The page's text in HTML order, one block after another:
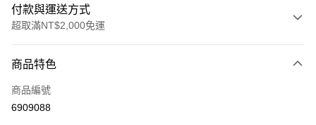
付款與運送方式
超取滿NT$2,000免運
信用卡一次付款
超商取貨付款
商品特色
商品編號
6909088